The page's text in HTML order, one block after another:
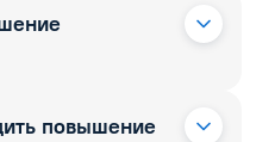
повышение